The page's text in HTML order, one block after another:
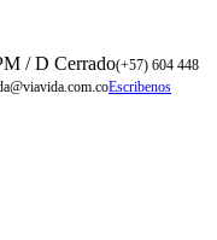
/ D Cerrado(+57) 604 448
Escribenos